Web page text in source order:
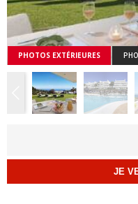
PHOTOS EXTÉRIEURES
JE